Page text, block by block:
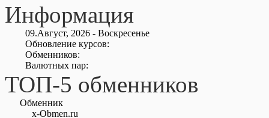
Информация
09.Август, 2026 - Воскресенье
Обновление курсов:
Обменников:
Валютных пар:
ТОП-5 обменников
Обменник
x-Obmen.ru